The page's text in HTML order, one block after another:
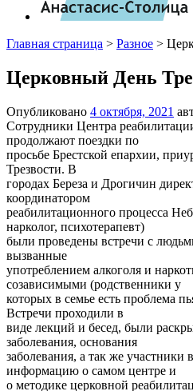
Главная страница > Разное >
Церковный День
Опубликовано 4 октября, 2021
Сотрудники Центра
продолжают поездки по
просьбе Брестской епархии,
Трезвости. В
городах Береза и Дрогичин
координатором
реабилитационного процесса
нарколог, психотерапевт)
были проведены встречи с
вызванные
употреблением алкоголя и
созависимыми (родственники у
которых в семье есть проблема
Встречи проходили в
виде лекций и бесед, были
заболевания, основания
заболевания, а так же участники
информацию о самом центре и
о методике церковной